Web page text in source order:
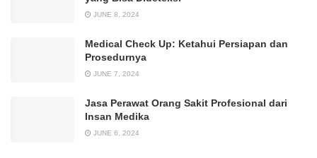
JUNE 8, 2024
Medical Check Up: Ketahui Persiapan dan
Prosedurnya
JUNE 7, 2024
Jasa Perawat Orang Sakit Profesional dari
Insan Medika
JUNE 6, 2024